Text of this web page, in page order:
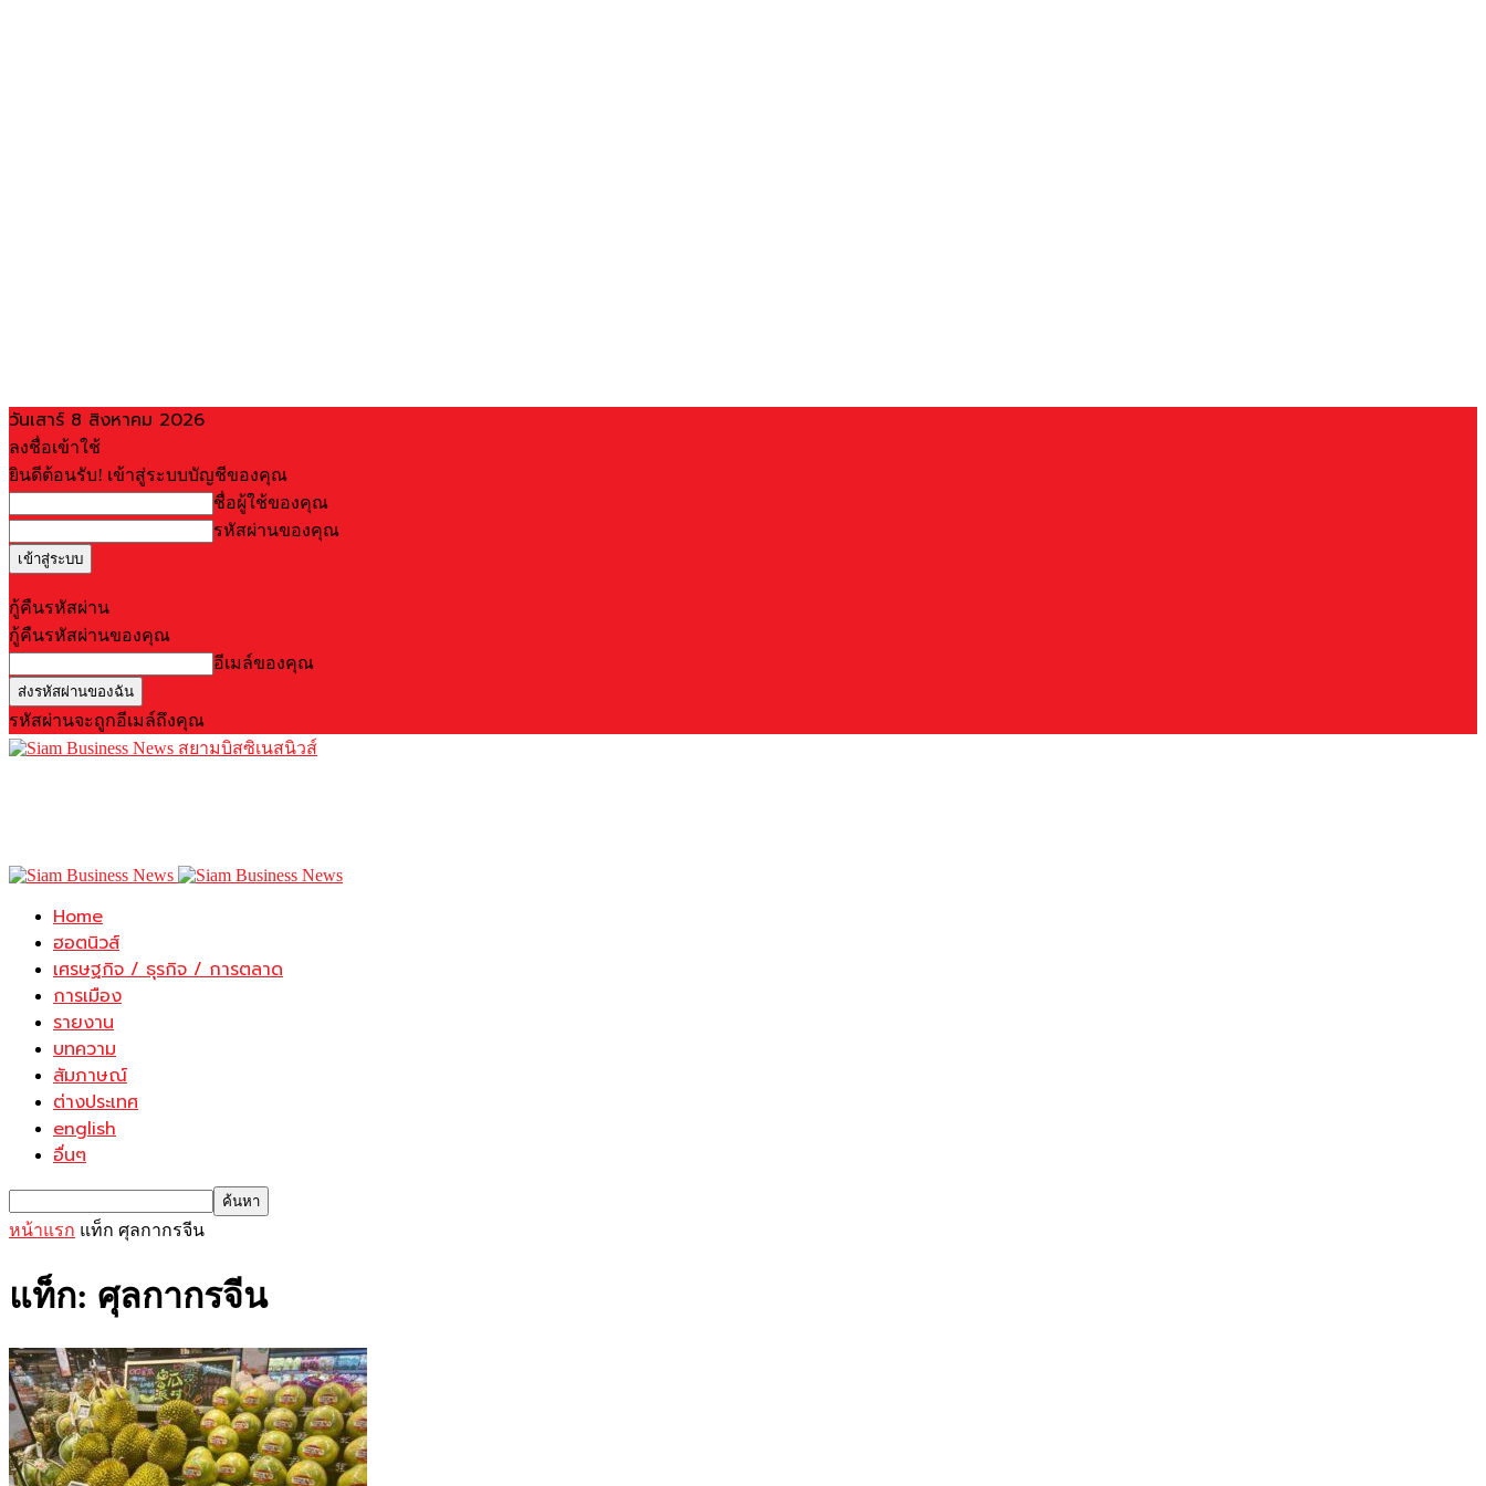
วันเสาร์ 8 สิงหาคม 2026
ลงชื่อเข้าใช้
ยินดีต้อนรับ! เข้าสู่ระบบบัญชีของคุณ
ชื่อผู้ใช้ของคุณ
รหัสผ่านของคุณ
กู้คืนรหัสผ่าน
กู้คืนรหัสผ่านของคุณ
อีเมล์ของคุณ
รหัสผ่านจะถูกอีเมล์ถึงคุณ
สยามบิสซิเนสนิวส์
Home
ฮอตนิวส์
เศรษฐกิจ / ธุรกิจ / การตลาด
การเมือง
รายงาน
บทความ
สัมภาษณ์
ต่างประเทศ
english
อื่นๆ
หน้าแรก แท็ก ศุลกากรจีน
แท็ก: ศุลกากรจีน